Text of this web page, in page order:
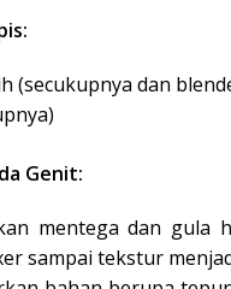
(secukupnya dan
Genit:
mentega dan gula
sampai tekstur